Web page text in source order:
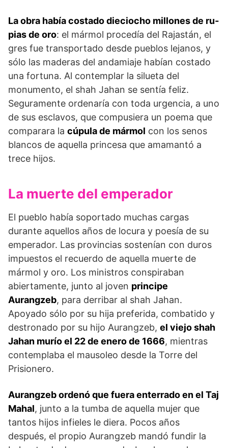
La obra había costado dieciocho millones de ru­
pias de oro: el mármol procedía del Rajastán, el
gres fue transportado desde pueblos lejanos, y
sólo las maderas del andamiaje habían costado
una fortuna. Al contemplar la silueta del
monumento, el shah Jahan se sentía feliz.
Seguramente ordenaría con toda urgencia, a uno
de sus esclavos, que compusiera un poema que
comparara la cúpula de mármol con los senos
blancos de aquella princesa que amamantó a
trece hijos.
La muerte del emperador
El pueblo había soportado muchas cargas
durante aquellos años de locura y poesía de su
emperador. Las provincias sostenían con duros
impuestos el recuerdo de aquella muerte de
mármol y oro. Los ministros conspiraban
abiertamente, junto al joven principe
Aurangzeb, para derribar al shah Jahan.
Apoyado sólo por su hija preferida, combatido y
destronado por su hijo Aurangzeb, el viejo shah
Jahan murío el 22 de enero de 1666, mientras
contemplaba el mausoleo desde la Torre del
Prisio­nero.
Aurangzeb ordenó que fuera en­terrado en el Taj
Mahal, junto a la tumba de aquella mujer que
tantos hijos infieles le diera. Pocos años
después, el propio Aurangzeb man­dó fundir la